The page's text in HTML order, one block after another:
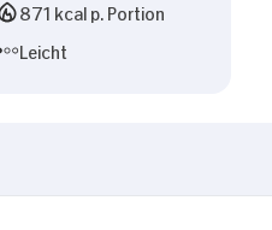
871 kcal p. Portion
Leicht